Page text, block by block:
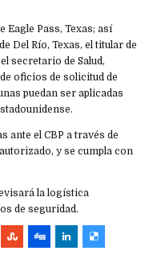
Eagle Pass, Texas; así
Del Río, Texas, el titular de
secretario de Salud,
oficios de solicitud de
puedan ser aplicadas
ante el CBP a través de
y se cumpla con
la logística
de seguridad.